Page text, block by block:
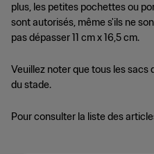
plus, les petites pochettes ou
sont autorisés, même s'ils ne
pas dépasser 11 cm x 16,5 cm.
Veuillez noter que tous les
du stade.
Pour consulter la liste des